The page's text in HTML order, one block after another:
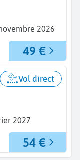
2026
49 €
2027
Vol direct
54 €